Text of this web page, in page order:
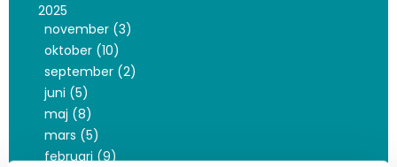
2025
november (3)
oktober (10)
september (2)
juni (5)
maj (8)
mars (5)
februari (9)